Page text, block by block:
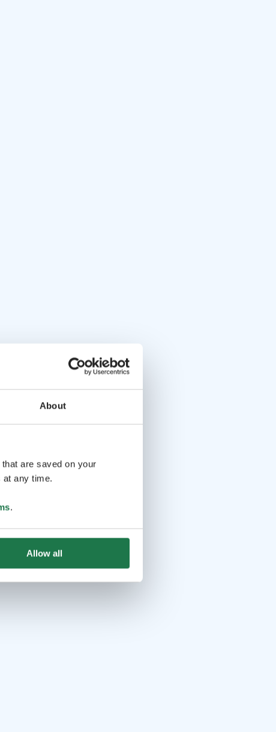
About
are saved on your
at any time.
.
Allow all